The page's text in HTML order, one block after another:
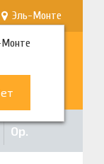
Эль-Монте
0р.